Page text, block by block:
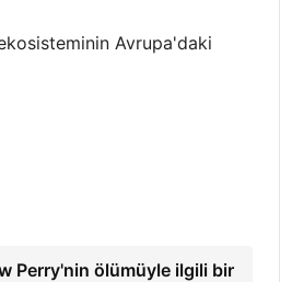
Avrupa'daki
Perry'nin ölümüyle ilgili bir